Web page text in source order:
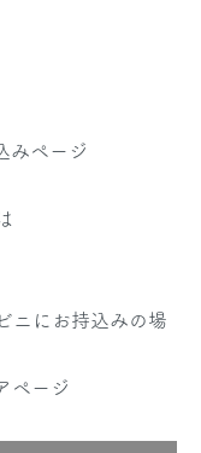
みページ
ニにお持込みの場
ページ